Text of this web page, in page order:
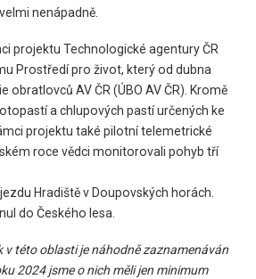
nenápadně.
projektu Technologické agentury ČR
Prostředí pro život, který od dubna
obratlovců AV ČR (ÚBO AV ČR). Kromě
a chlupových pastí určených ke
projektu také pilotní telemetrické
roce vědci monitorovali pohyb tří
Hradiště v Doupovských horách.
do Českého lesa.
v této oblasti je náhodně zaznamenáván
2024 jsme o nich měli jen minimum